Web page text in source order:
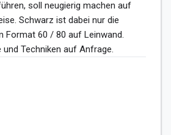
soll neugierig machen auf
Schwarz ist dabei nur die
Format 60 / 80 auf Leinwand.
Techniken auf Anfrage.